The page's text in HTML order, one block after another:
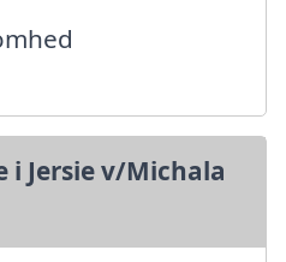
i Jersie v/Michala